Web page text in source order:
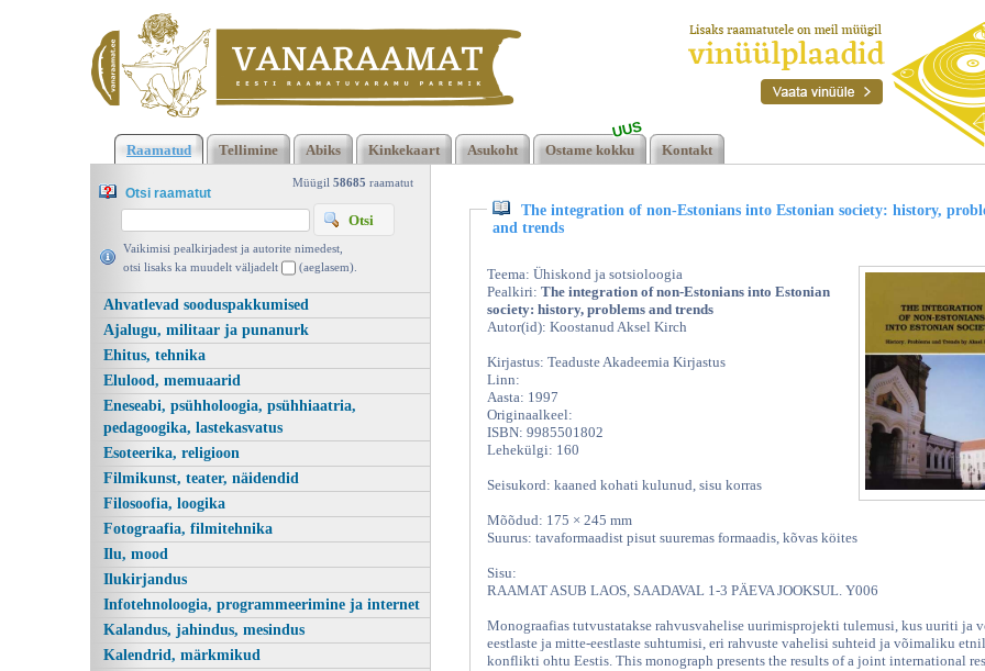
Klõpsa siia , et näha täielikku loendit!The integration of non-
Estonians into Estonian society: history, problems and trends,
Koostanud Aksel Kirch, Teaduste Akadeemia Kirjastus 1997 |
vanaraamat. ee
Raamatud Tellimine Abiks Kinkekaart Asukoht Ostame kokku
UUS
Kontakt
Müügil 58685 raamatut
Otsi raamatut
Vaikimisi pealkirjadest ja autorite nimedest,
otsi lisaks ka muudelt väljadelt
(aeglasem).
Ahvatlevad sooduspakkumised
Ajalugu, militaar ja punanurk
Ehitus, tehnika
Elulood, memuaarid
Eneseabi, psühholoogia, psühhiaatria,
pedagoogika, lastekasvatus
Esoteerika, religioon
Filmikunst, teater, näidendid
Filosoofia, loogika
Fotograafia, filmitehnika
Ilu, mood
Ilukirjandus
Infotehnoloogia, programmeerimine ja internet
Kalandus, jahindus, mesindus
Kalendrid, märkmikud
The integration of non-Estonians into Estonian society: history,
and trends
Teema: Ühiskond ja sotsioloogia
Pealkiri: The integration of non-Estonians into Estonian
society: history, problems and trends
Autor(id): Koostanud Aksel Kirch
Kirjastus: Teaduste Akadeemia Kirjastus
Linn:
Aasta: 1997
Originaalkeel:
ISBN: 9985501802
Lehekülgi: 160
Seisukord: kaaned kohati kulunud, sisu korras
Mõõdud: 175 × 245 mm
Suurus: tavaformaadist pisut suuremas formaadis, kõvas köites
Sisu:
RAAMAT ASUB LAOS, SAADAVAL 1-3 PÄEVA JOOKSUL. Y006
Monograafias tutvustatakse rahvusvahelise uurimisprojekti tulemusi, kus uuriti ja
eestlaste ja mitte-eestlaste suhtumisi, eri rahvuste vahelisi suhteid ja võimaliku
konflikti ohtu Eestis. This monograph presents the results of a joint international